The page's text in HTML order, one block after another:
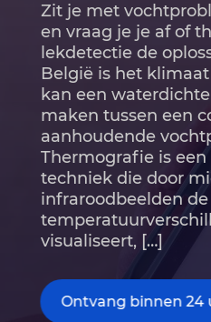
Zit je met
en vraag je je af of
lekdetectie de
België is het
kan een
maken tussen een
aanhoudende
Thermografie is
techniek die door
infraroodbeelden de
visualiseert, […]
Ontvang binnen 24